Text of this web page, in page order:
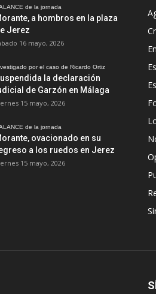
de la jornada
a hombros en la plaza
Jerez
16 mayo, 2026
por el caso de Ricardo Ortiz
la declaración
de Garzón en Málaga
15 mayo, 2026
de la jornada
ovacionado en su
a los ruedos en Jerez
15 mayo, 2026